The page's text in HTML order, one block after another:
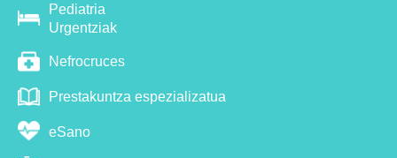
Pediatria
Urgentziak
Nefrocruces
Prestakuntza espezializatua
eSano